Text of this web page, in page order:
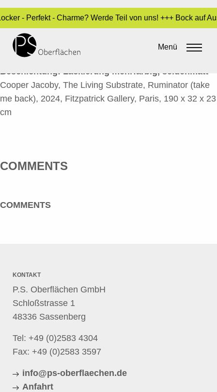
- Perfekt - Charme? Werde Teil von uns! +++ Bock
Menü
THE LIVING SUBSTRATE 9
Sara Dari•24. Oktober 2024
Beschichtung: Lackierung mehrfarbig, seidenmatt
Cooper Jacoby, The Living Substrate, Ruminator (take
me back), 2024, Fitzpatrick Gallery, Paris, 190 x 32 x 23
cm
COMMENTS
COMMENTS
KONTAKT
P.S. Oberflächen GmbH
Schloßstrasse 1
48336 Sassenberg
Tel: +49 (0)2583 4304
Fax: +49 (0)2583 3597
info@ps-oberflaechen.de
Anfahrt